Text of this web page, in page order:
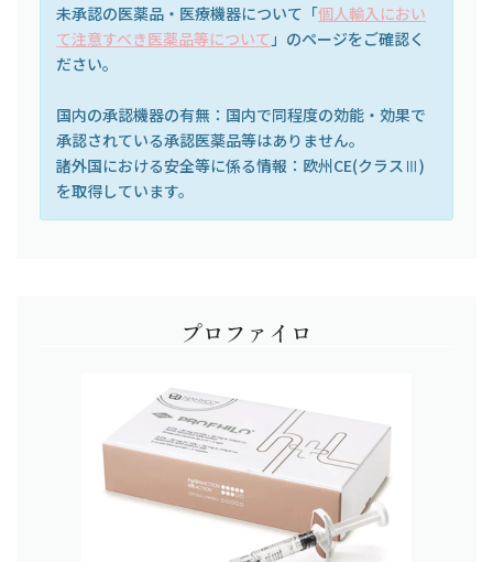
未承認の医薬品・医療機器について「個人輸入におい
て注意すべき医薬品等について 」のページをご確認く
ださい。
国内の承認機器の有無：国内で同程度の効能・効果で
承認されている承認医薬品等はありません。
諸外国における安全等に係る情報：欧州CE(クラスⅢ)
を取得しています。
プロファイロ